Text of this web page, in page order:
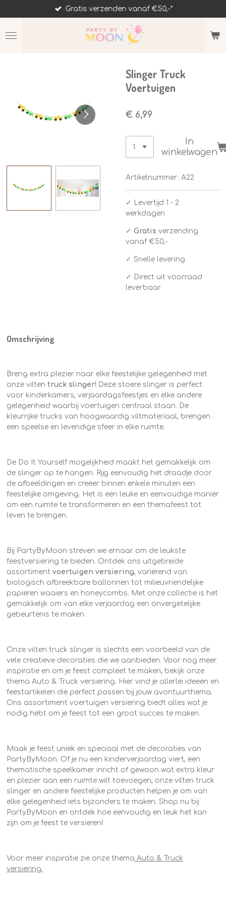
direct
naar
de
Gratis verzenden vanaf €50,-*
Slinger Truck
Voertuigen
€ 6,99
In
winkelwagen
Artikelnummer: A22
✓
Levertijd 1 - 2
werkdagen
✓ Gratis verzending
vanaf €50,-
✓ Snelle levering
✓ Direct uit voorraad
leverbaar
Omschrijving
Breng extra plezier naar elke feestelijke gelegenheid met
onze vilten truck slinger! Deze stoere slinger is perfect
voor kinderkamers, verjaardagsfeestjes en elke andere
gelegenheid waarbij voertuigen centraal staan. De
kleurrijke trucks van hoogwaardig viltmateriaal, brengen
een speelse en levendige sfeer in elke ruimte.
De Do It Yourself mogelijkheid maakt het gemakkelijk om
de slinger op te hangen. Rijg eenvoudig het draadje door
de afbeeldingen en creëer binnen enkele minuten een
feestelijke omgeving. Het is een leuke en eenvoudige manier
om een ruimte te transformeren en een themafeest tot
leven te brengen.
Bij PartyByMoon streven we ernaar om de leukste
feestversiering te bieden. Ontdek ons uitgebreide
assortiment voertuigen versiering, variërend van
biologisch afbreekbare ballonnen tot milieuvriendelijke
papieren waaiers en honeycombs. Met onze collectie is het
gemakkelijk om van elke verjaardag een onvergetelijke
gebeurtenis te maken.
Onze vilten truck slinger is slechts een voorbeeld van de
vele creatieve decoraties die we aanbieden. Voor nog meer
inspiratie en om je feest compleet te maken, bekijk onze
thema Auto & Truck versiering. Hier vind je allerlei ideeën en
feestartikelen die perfect passen bij jouw avontuurthema.
Ons assortiment voertuigen versiering biedt alles wat je
nodig hebt om je feest tot een groot succes te maken.
Maak je feest uniek en speciaal met de decoraties van
PartyByMoon. Of je nu een kinderverjaardag viert, een
thematische speelkamer inricht of gewoon wat extra kleur
en plezier aan een ruimte wilt toevoegen, onze vilten truck
slinger en andere feestelijke producten helpen je om van
elke gelegenheid iets bijzonders te maken. Shop nu bij
PartyByMoon en ontdek hoe eenvoudig en leuk het kan
zijn om je feest te versieren!
Voor meer inspiratie zie onze thema Auto & Truck
versiering.